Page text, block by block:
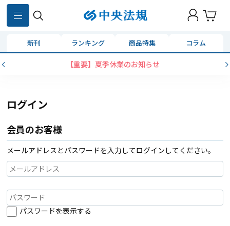
新刊 ランキング 商品特集 コラム
【重要】夏季休業のお知らせ
ログイン
会員のお客様
メールアドレスとパスワードを入力してログインしてください。
パスワードを表示する